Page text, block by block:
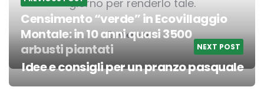
giorno per renderlo tale.
Website
Post
navigation
Censimento “verde” in Ecovillaggio
Montale: in 10 anni quasi 3500
arbusti piantati
NEXT POST
Idee e consigli per un pranzo pasquale